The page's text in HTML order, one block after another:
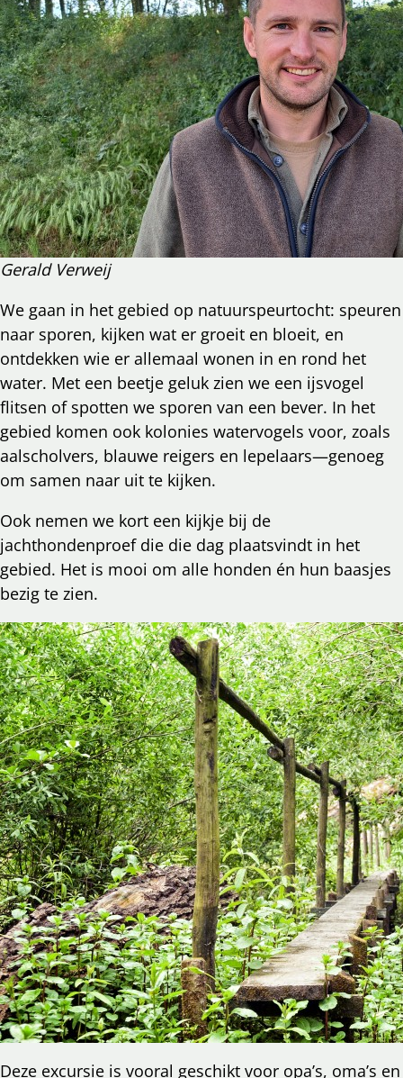
Gerald Verweij
We gaan in het gebied op natuurspeurtocht: speuren
naar sporen, kijken wat er groeit en bloeit, en
ontdekken wie er allemaal wonen in en rond het
water. Met een beetje geluk zien we een ijsvogel
flitsen of spotten we sporen van een bever. In het
gebied komen ook kolonies watervogels voor, zoals
aalscholvers, blauwe reigers en lepelaars—genoeg
om samen naar uit te kijken.
Ook nemen we kort een kijkje bij de
jachthondenproef die die dag plaatsvindt in het
gebied. Het is mooi om alle honden én hun baasjes
bezig te zien.
Deze excursie is vooral geschikt voor opa’s, oma’s en